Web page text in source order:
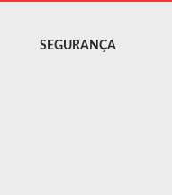
SEGURANÇA